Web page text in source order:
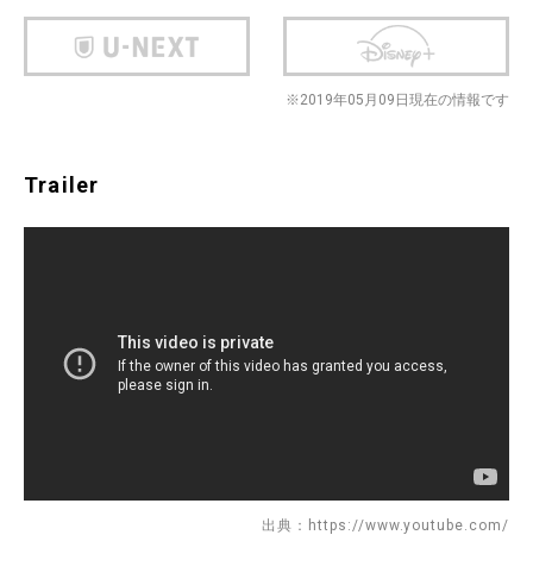
※2019年05月09日現在の情報です
Trailer
出典：https://www.youtube.com/